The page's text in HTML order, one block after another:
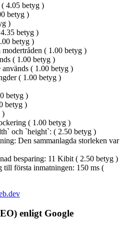
4.05 betyg )
betyg )
)
betyg )
betyg )
( 1.00 betyg )
( 1.00 betyg )
används ( 1.00 betyg )
( 1.00 betyg )
betyg )
betyg )
)
( 1.00 betyg )
och `height`: ( 2.50 betyg )
Den sammanlagda storleken var
besparing: 11 Kibit ( 2.50 betyg )
första inmatningen: 150 ms (
enligt Google